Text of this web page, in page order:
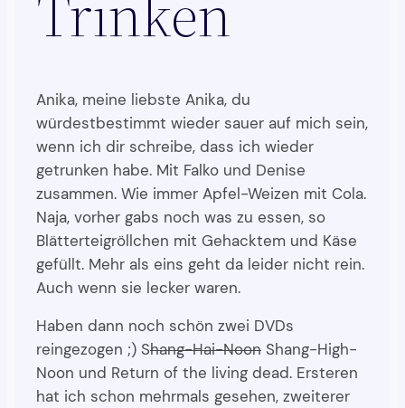
Anika, meine liebste Anika, du
würdestbestimmt wieder sauer auf mich sein,
wenn ich dir schreibe, dass ich wieder
getrunken habe. Mit Falko und Denise
zusammen. Wie immer Apfel-Weizen mit Cola.
Naja, vorher gabs noch was zu essen, so
Blätterteigröllchen mit Gehacktem und Käse
gefüllt. Mehr als eins geht da leider nicht rein.
Auch wenn sie lecker waren.
Haben dann noch schön zwei DVDs
reingezogen ;) Shang-Hai-Noon Shang-High-
Noon und Return of the living dead. Ersteren
hat ich schon mehrmals gesehen, zweiterer